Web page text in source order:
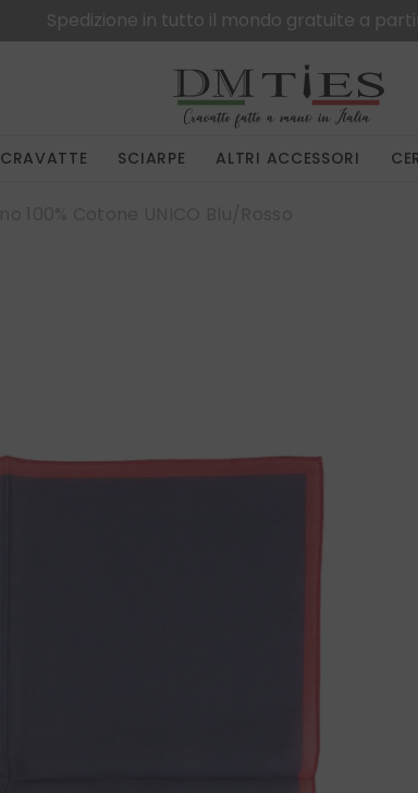
Spedizione in tutto il mondo gratuite a
CRAVATTE SCIARPE ALTRI ACCESSORI